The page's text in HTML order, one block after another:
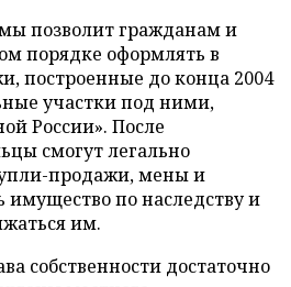
позволит гражданам и
порядке оформлять в
построенные до конца 2004
участки под ними,
России». После
смогут легально
продажи, мены и
имущество по наследству и
им.
собственности достаточно